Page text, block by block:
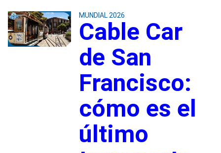
MUNDIAL 2026
Cable Car
de San
Francisco:
cómo es el
último